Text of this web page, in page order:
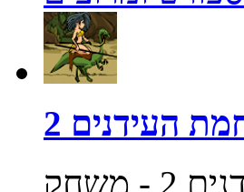
העידנים 2